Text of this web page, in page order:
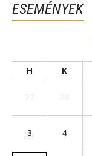
ESEMÉNYEK
H K
3 4